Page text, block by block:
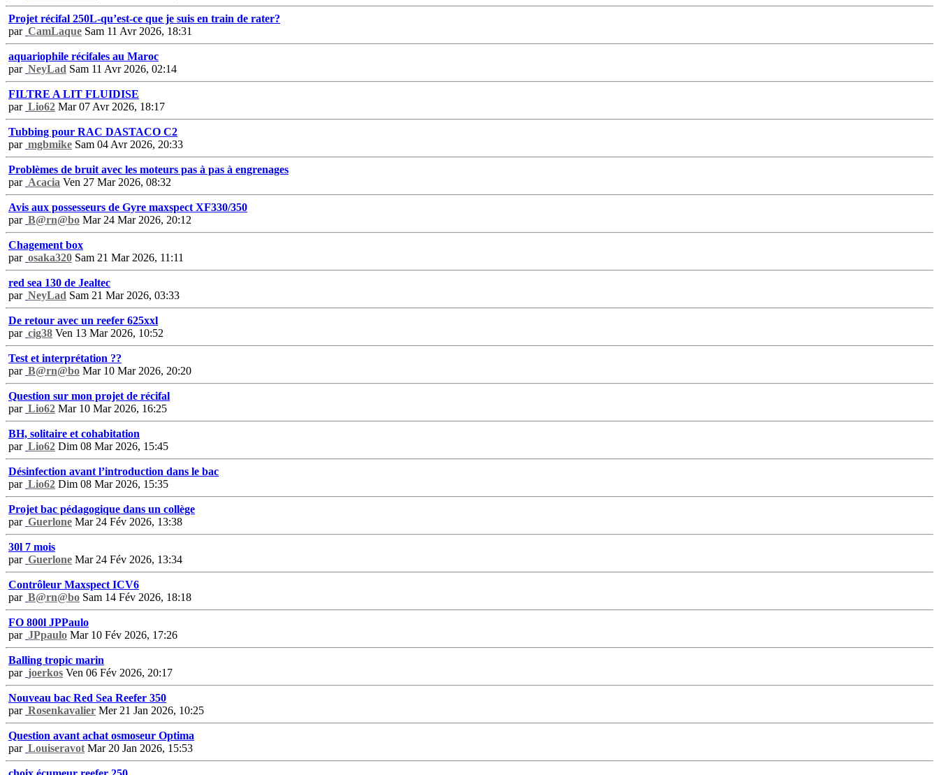
Projet récifal 250L-qu’est-ce que je suis en train de rater?
par CamLaque Sam 11 Avr 2026, 18:31
aquariophile récifales au Maroc
par NeyLad Sam 11 Avr 2026, 02:14
FILTRE A LIT FLUIDISE
par Lio62 Mar 07 Avr 2026, 18:17
Tubbing pour RAC DASTACO C2
par mgbmike Sam 04 Avr 2026, 20:33
Problèmes de bruit avec les moteurs pas à pas à engrenages
par Acacia Ven 27 Mar 2026, 08:32
Avis aux possesseurs de Gyre maxspect XF330/350
par B@rn@bo Mar 24 Mar 2026, 20:12
Chagement box
par osaka320 Sam 21 Mar 2026, 11:11
red sea 130 de Jealtec
par NeyLad Sam 21 Mar 2026, 03:33
De retour avec un reefer 625xxl
par cig38 Ven 13 Mar 2026, 10:52
Test et interprétation ??
par B@rn@bo Mar 10 Mar 2026, 20:20
Question sur mon projet de récifal
par Lio62 Mar 10 Mar 2026, 16:25
BH, solitaire et cohabitation
par Lio62 Dim 08 Mar 2026, 15:45
Désinfection avant l’introduction dans le bac
par Lio62 Dim 08 Mar 2026, 15:35
Projet bac pédagogique dans un collège
par Guerlone Mar 24 Fév 2026, 13:38
30l 7 mois
par Guerlone Mar 24 Fév 2026, 13:34
Contrôleur Maxspect ICV6
par B@rn@bo Sam 14 Fév 2026, 18:18
FO 800l JPPaulo
par JPpaulo Mar 10 Fév 2026, 17:26
Balling tropic marin
par joerkos Ven 06 Fév 2026, 20:17
Nouveau bac Red Sea Reefer 350
par Rosenkavalier Mer 21 Jan 2026, 10:25
Question avant achat osmoseur Optima
par Louiseravot Mar 20 Jan 2026, 15:53